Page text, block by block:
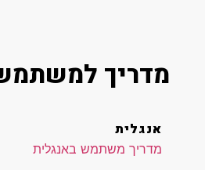
מדריך
אנגלית
מדריך משתמש באנגלית